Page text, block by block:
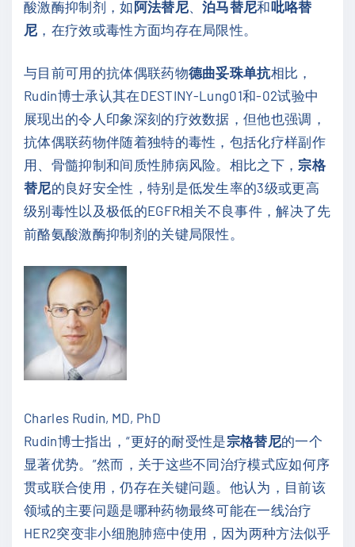
酸激酶抑制剂，如阿法替尼、泊马替尼和吡咯替
尼 ，在疗效或毒性方面均存在局限性。
与目前可用的抗体偶联药物德曲妥珠单抗相比，
Rudin博士承认其在DESTINY-Lung01和-02试验中
展现出的令人印象深刻的疗效数据，但他也强调，
抗体偶联药物伴随着独特的毒性，包括化疗样副作
用、骨髓抑制和间质性肺病风险。相比之下， 宗格
替尼的良好安全性，特别是低发生率的3级或更高
级别毒性以及极低的EGFR相关不良事件，解决了先
前酪氨酸激酶抑制剂的关键局限性。
Charles Rudin, MD, PhD
Rudin博士指出，“更好的耐受性是宗格替尼的一个
显著优势。”然而，关于这些不同治疗模式应如何序
贯或联合使用，仍存在关键问题。他认为，目前该
领域的主要问题是哪种药物最终可能在一线治疗
HER2突变非小细胞肺癌中使用，因为两种方法似乎